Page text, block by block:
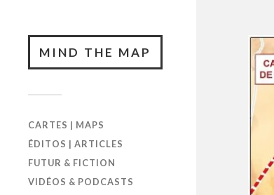
MIND THE MAP
CARTES | MAPS
ÉDITOS | ARTICLES
FUTUR & FICTION
VIDÉOS & PODCASTS